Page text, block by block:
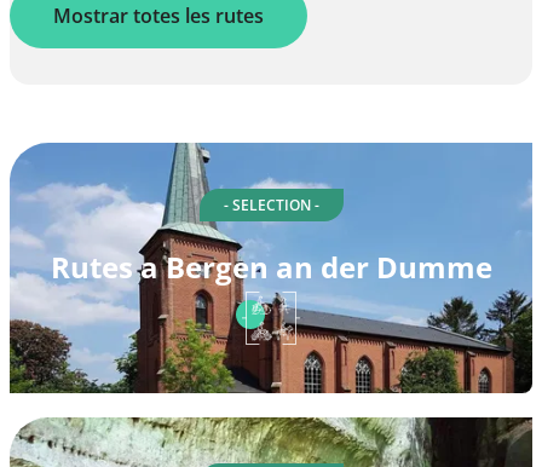
Mostrar totes les rutes
- SELECTION -
Rutes a Bergen an der Dumme